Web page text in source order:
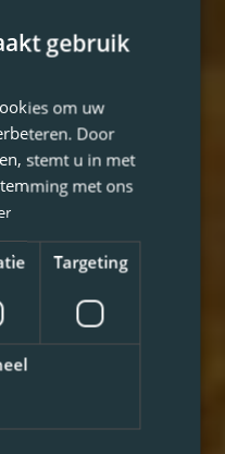
gebruik
om uw
Door
stemt u in met
met ons
Targeting